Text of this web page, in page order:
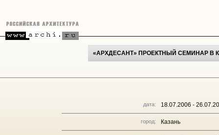
«АРХДЕСАНТ» ПРОЕКТНЫЙ СЕМИНАР В
дата: 18.07.2006 -
город: Казань